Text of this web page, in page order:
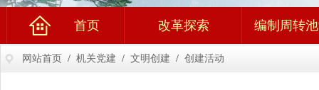
首页 改革探索 编制周转
网站首页 / 机关党建 / 文明创建 / 创建活动